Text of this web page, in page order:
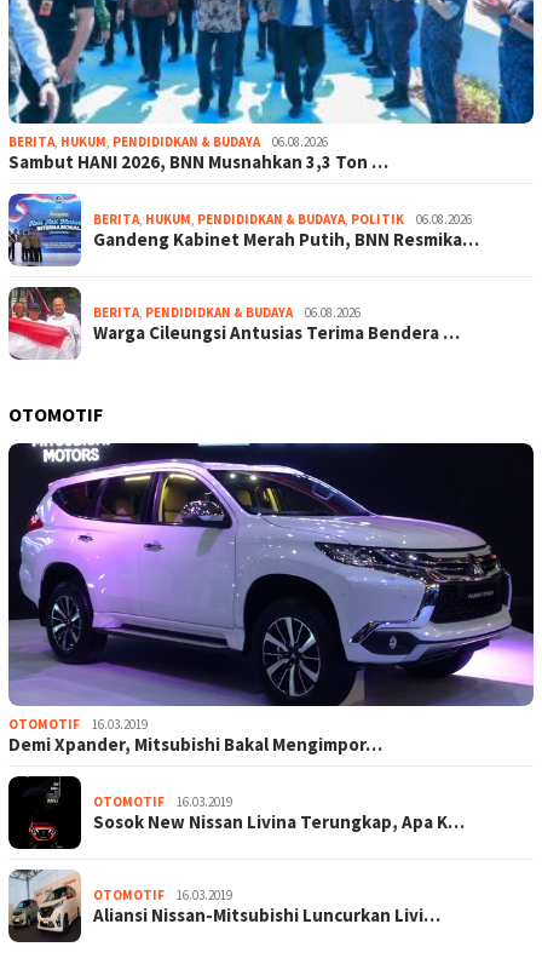
BERITA, HUKUM, PENDIDIDKAN & BUDAYA 06.08.2026
Sambut HANI 2026, BNN Musnahkan 3,3 Ton …
BERITA, HUKUM, PENDIDIDKAN & BUDAYA, POLITIK 06.08.2026
Gandeng Kabinet Merah Putih, BNN Resmika…
BERITA, PENDIDIDKAN & BUDAYA 06.08.2026
Warga Cileungsi Antusias Terima Bendera …
OTOMOTIF
OTOMOTIF 16.03.2019
Demi Xpander, Mitsubishi Bakal Mengimpor…
OTOMOTIF 16.03.2019
Sosok New Nissan Livina Terungkap, Apa K…
OTOMOTIF 16.03.2019
Aliansi Nissan-Mitsubishi Luncurkan Livi…